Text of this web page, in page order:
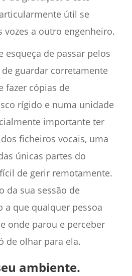
útil se
vozes a outro engenheiro.
esqueça de passar pelos
guardar corretamente
fazer cópias de
rígido e numa unidade
importante ter
ficheiros vocais, uma
únicas partes do
de gerir remotamente.
da sua sessão de
a que qualquer pessoa
onde parou e perceber
de olhar para ela.
ambiente.